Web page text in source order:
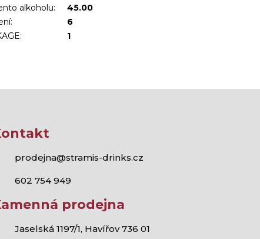
alkoholu:
45.00
:
6
: 1
prodejna@stramis-drinks.cz
602 754 949
prodejna
Jaselská 1197/1, Havířov 736 01